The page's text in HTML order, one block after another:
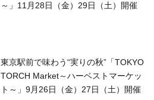
～」11月28日（金）29日（土）開催
東京駅前で味わう“実りの秋”「TOKYO
TORCH Market～ハーベストマーケッ
ト～」9月26日（金）27日（土）開催